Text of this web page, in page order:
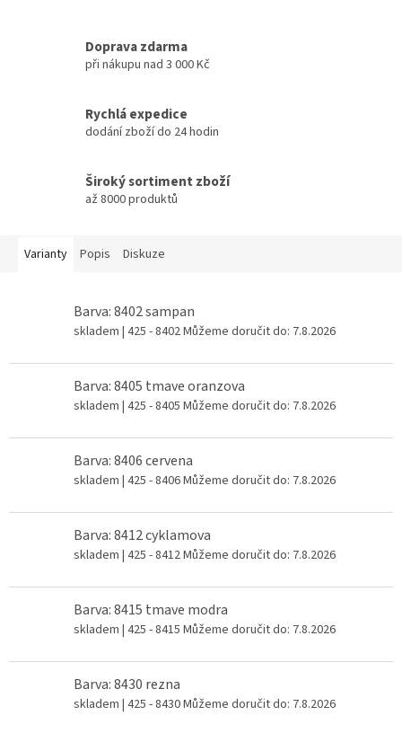
Doprava zdarma
při nákupu nad 3 000 Kč
Rychlá expedice
dodání zboží do 24 hodin
Široký sortiment zboží
až 8000 produktů
Varianty Popis Diskuze
Barva: 8402 sampan
skladem | 425 - 8402Můžeme doručit do: 7.8.2026
Barva: 8405 tmave oranzova
skladem | 425 - 8405 Můžeme doručit do: 7.8.2026
Barva: 8406 cervena
skladem | 425 - 8406Můžeme doručit do: 7.8.2026
Barva: 8412 cyklamova
skladem | 425 - 8412Můžeme doručit do: 7.8.2026
Barva: 8415 tmave modra
skladem | 425 - 8415 Můžeme doručit do: 7.8.2026
Barva: 8430 rezna
skladem | 425 - 8430Můžeme doručit do: 7.8.2026